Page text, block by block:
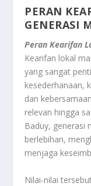
PERAN
GENERASI
Peran Kearifan
Kearifan lokal
yang sangat
kesederhanaan,
dan
relevan hingga
Baduy, generasi
berlebihan,
menjaga
Nilai-nilai